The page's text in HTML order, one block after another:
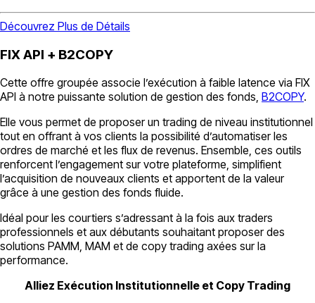
Découvrez Plus de Détails
FIX API + B2COPY
Cette offre groupée associe l’exécution à faible latence via FIX
API à notre puissante solution de gestion des fonds, B2COPY.
Elle vous permet de proposer un trading de niveau institutionnel
tout en offrant à vos clients la possibilité d’automatiser les
ordres de marché et les flux de revenus. Ensemble, ces outils
renforcent l’engagement sur votre plateforme, simplifient
l’acquisition de nouveaux clients et apportent de la valeur
grâce à une gestion des fonds fluide.
Idéal pour les courtiers s’adressant à la fois aux traders
professionnels et aux débutants souhaitant proposer des
solutions PAMM, MAM et de copy trading axées sur la
performance.
Alliez Exécution Institutionnelle et Copy Trading